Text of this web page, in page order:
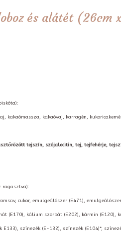
és alátét (26cm
kakaómassza, kakaóvaj, karragén,
tejszín, szójalecitin, tej, tejfehérje,
ragasztva):
cukor, emulgeálószer (E471),
(E170), kálium szorbát (E202), kármin
színezék (E-132), színezék (E104)*,